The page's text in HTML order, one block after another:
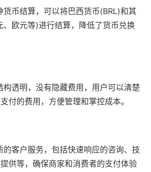
货币结算，可以将巴西货币(BRL)和其
、欧元等)进行结算，降低了货币兑换
构透明，没有隐藏费用，用户可以清楚
付的费用，方便管理和掌控成本。
的客户服务，包括快速响应的咨询、技
供等，确保商家和消费者的支付体验